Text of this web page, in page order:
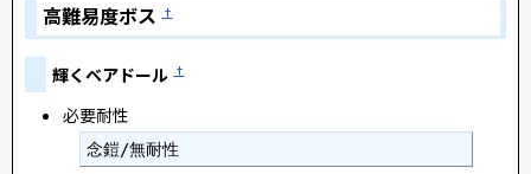
高難易度ボス †
輝くベアドール †
必要耐性
念鎧/無耐性